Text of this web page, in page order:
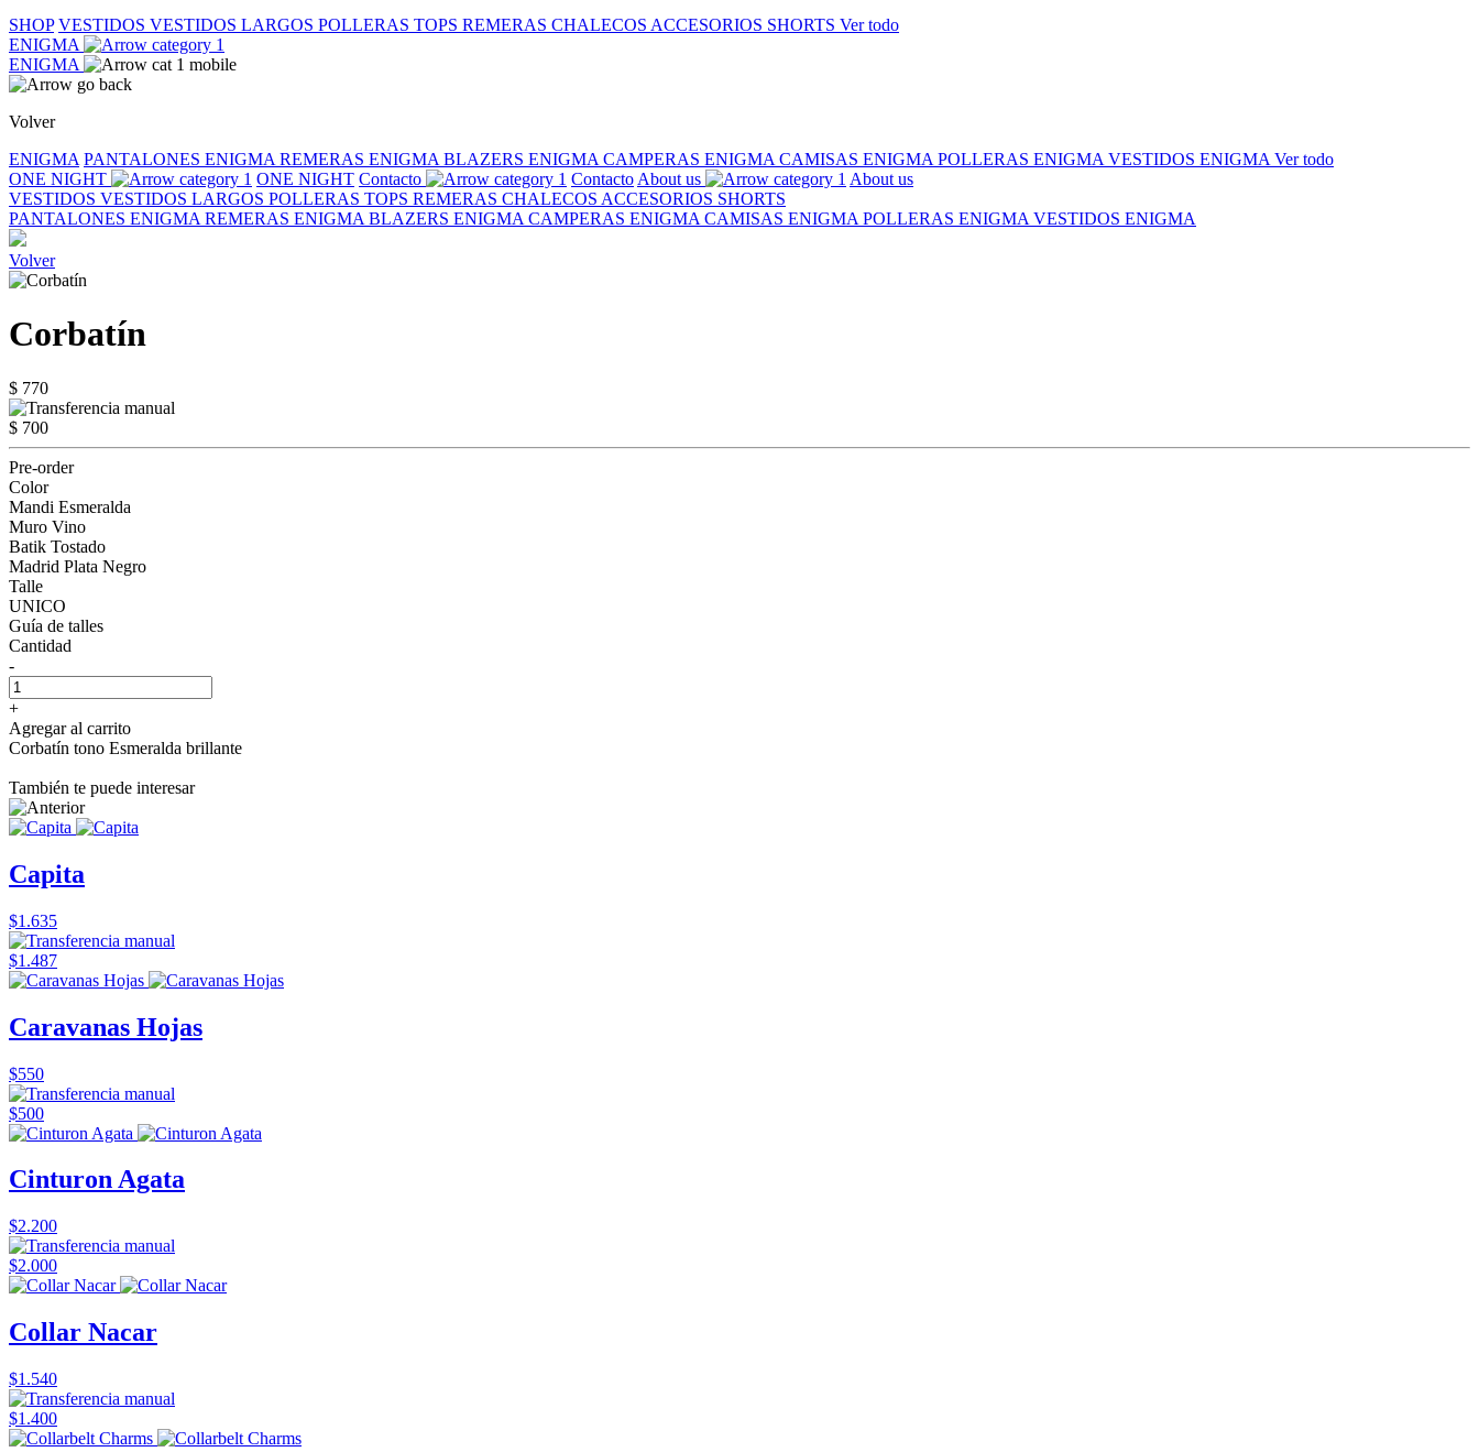
SHOP VESTIDOS VESTIDOS LARGOS POLLERAS TOPS REMERAS CHALECOS ACCESORIOS SHORTS Ver todo
ENIGMA
ENIGMA
Volver
ENIGMA PANTALONES ENIGMA REMERAS ENIGMA BLAZERS ENIGMA CAMPERAS ENIGMA CAMISAS ENIGMA POLLERAS ENIGMA VESTIDOS ENIGMA Ver todo
ONE NIGHT
ONE NIGHT Contacto Contacto About us
About us
VESTIDOS VESTIDOS LARGOS POLLERAS TOPS REMERAS CHALECOS ACCESORIOS SHORTS
PANTALONES ENIGMA REMERAS ENIGMA BLAZERS ENIGMA CAMPERAS ENIGMA CAMISAS ENIGMA POLLERAS ENIGMA VESTIDOS ENIGMA
Volver
Corbatín
$ 770
$ 700
Pre-order
Color
Mandi Esmeralda
Muro Vino
Batik Tostado
Madrid Plata Negro
Talle
UNICO
Guía de talles
Cantidad
-
+
Agregar al carrito
Corbatín tono Esmeralda brillante
También te puede interesar
Capita
$1.635
$1.487
Caravanas Hojas
$550
$500
Cinturon Agata
$2.200
$2.000
Collar Nacar
$1.540
$1.400